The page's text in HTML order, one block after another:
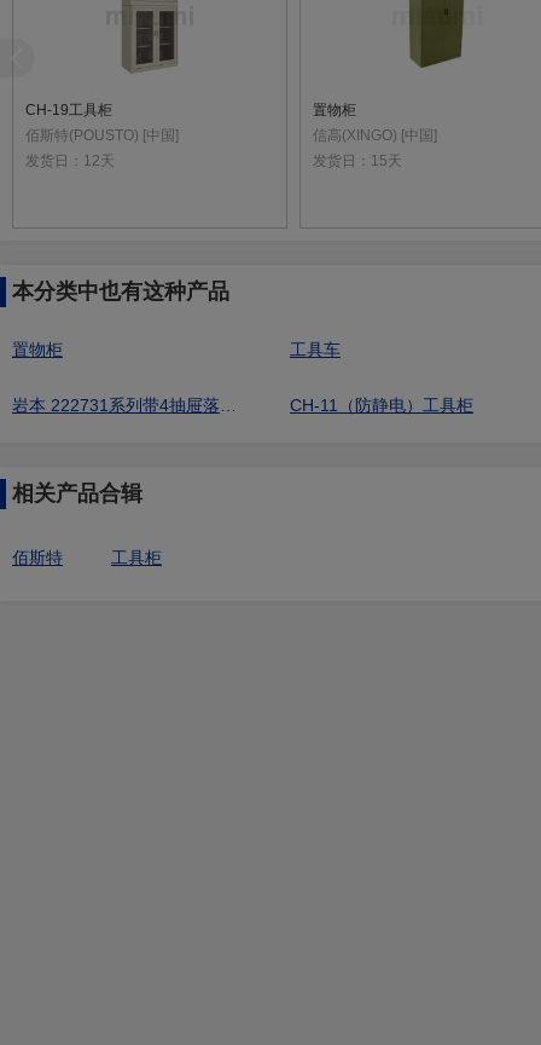
CH-19工具柜
佰斯特(POUSTO) [中国]
发货日： 12天
置物柜
信高(XINGO) [中国]
发货日： 15天
本分类中也有这种产品
置物柜 工具车
CH-11（防静电）工具柜
相关产品合辑
佰斯特 工具柜